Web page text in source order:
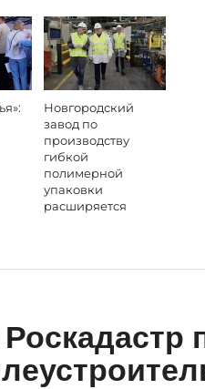
Новгородский
завод по
производству
гибкой
полимерной
упаковки
расширяется